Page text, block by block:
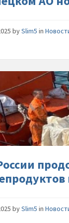
bySlim5 in
bySlim5 in